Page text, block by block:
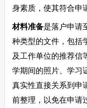
身素质，使其符合申
材料准备是落户申请
种类型的文件，包括
及工作单位的推荐信
学期间的照片、学习
真实性直接关系到申
前整理，以免在申请